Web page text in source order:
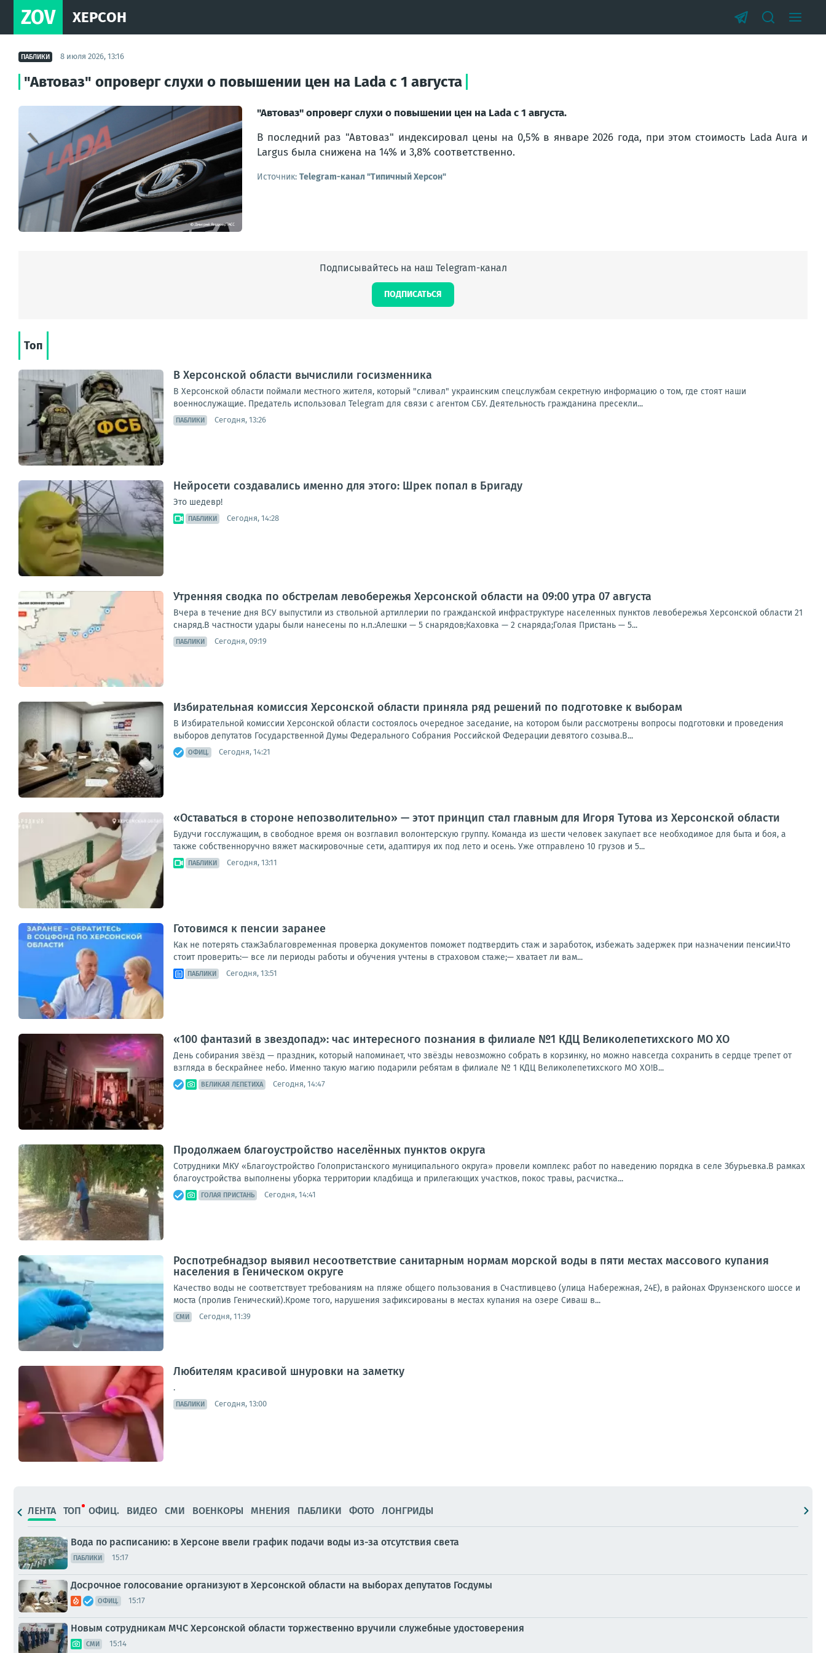
ZOV ХЕРСОН
ПАБЛИКИ 8 июля 2026, 13:16
"Автоваз" опроверг слухи о повышении цен на Lada с 1 августа
"Автоваз" опроверг слухи о повышении цен на Lada с 1 августа.
В последний раз "Автоваз" индексировал цены на 0,5% в январе 2026 года, при этом стоимость Lada Aura и
Largus была снижена на 14% и 3,8% соответственно.
Источник: Telegram-канал "Типичный Херсон"
Подписывайтесь на наш Telegram-канал
ПОДПИСАТЬСЯ
Топ
В Херсонской области вычислили госизменника
В Херсонской области поймали местного жителя, который "сливал" украинским спецслужбам секретную информацию о том, где стоят наши
военнослужащие. Предатель использовал Telegram для связи с агентом СБУ. Деятельность гражданина пресекли...
ПАБЛИКИ Сегодня, 13:26
Нейросети создавались именно для этого: Шрек попал в Бригаду
Это шедевр!
ПАБЛИКИ Сегодня, 14:28
Утренняя сводка по обстрелам левобережья Херсонской области на 09:00 утра 07 августа
Вчера в течение дня ВСУ выпустили из ствольной артиллерии по гражданской инфраструктуре населенных пунктов левобережья Херсонской области 21
снаряд.В частности удары были нанесены по н.п.:Алешки — 5 снарядов;Каховка — 2 снаряда;Голая Пристань — 5...
ПАБЛИКИ Сегодня, 09:19
Избирательная комиссия Херсонской области приняла ряд решений по подготовке к выборам
В Избирательной комиссии Херсонской области состоялось очередное заседание, на котором были рассмотрены вопросы подготовки и проведения
выборов депутатов Государственной Думы Федерального Собрания Российской Федерации девятого созыва.В...
ОФИЦ. Сегодня, 14:21
«Оставаться в стороне непозволительно» — этот принцип стал главным для Игоря Тутова из Херсонской области
Будучи госслужащим, в свободное время он возглавил волонтерскую группу. Команда из шести человек закупает все необходимое для быта и боя, а
также собственноручно вяжет маскировочные сети, адаптируя их под лето и осень. Уже отправлено 10 грузов и 5...
ПАБЛИКИ Сегодня, 13:11
Готовимся к пенсии заранее
Как не потерять стажЗаблаговременная проверка документов поможет подтвердить стаж и заработок, избежать задержек при назначении пенсии.Что
стоит проверить:— все ли периоды работы и обучения учтены в страховом стаже;— хватает ли вам...
ПАБЛИКИ Сегодня, 13:51
«100 фантазий в звездопад»: час интересного познания в филиале №1 КДЦ Великолепетихского МО ХО
День собирания звёзд — праздник, который напоминает, что звёзды невозможно собрать в корзинку, но можно навсегда сохранить в сердце трепет от
взгляда в бескрайнее небо. Именно такую магию подарили ребятам в филиале № 1 КДЦ Великолепетихского МО ХО!В...
ВЕЛИКАЯ ЛЕПЕТИХА Сегодня, 14:47
Продолжаем благоустройство населённых пунктов округа
Сотрудники МКУ «Благоустройство Голопристанского муниципального округа» провели комплекс работ по наведению порядка в селе Збурьевка.В рамках
благоустройства выполнены уборка территории кладбища и прилегающих участков, покос травы, расчистка...
ГОЛАЯ ПРИСТАНЬ Сегодня, 14:41
Роспотребнадзор выявил несоответствие санитарным нормам морской воды в пяти местах массового купания
населения в Геническом округе
Качество воды не соответствует требованиям на пляже общего пользования в Счастливцево (улица Набережная, 24Е), в районах Фрунзенского шоссе и
моста (пролив Генический).Кроме того, нарушения зафиксированы в местах купания на озере Сиваш в...
СМИ Сегодня, 11:39
Любителям красивой шнуровки на заметку
.
ПАБЛИКИ Сегодня, 13:00
ЛЕНТА ТОП ОФИЦ. ВИДЕО СМИ ВОЕНКОРЫ МНЕНИЯ ПАБЛИКИ ФОТО ЛОНГРИДЫ
Вода по расписанию: в Херсоне ввели график подачи воды из-за отсутствия света
ПАБЛИКИ 15:17
Досрочное голосование организуют в Херсонской области на выборах депутатов Госдумы
ОФИЦ. 15:17
Новым сотрудникам МЧС Херсонской области торжественно вручили служебные удостоверения
СМИ 15:14